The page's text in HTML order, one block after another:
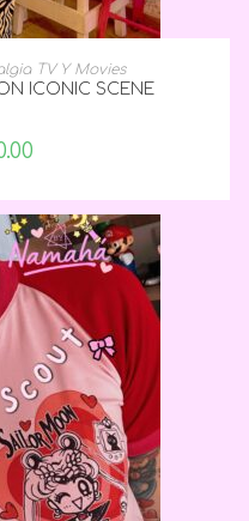
TV Y Movies
ICONIC SCENE